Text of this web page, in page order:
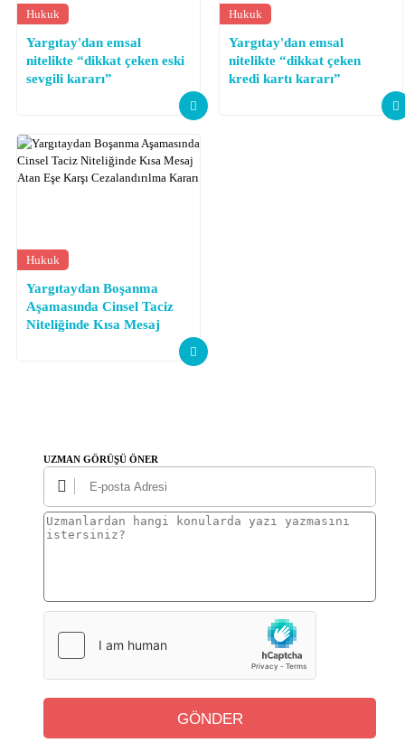
Hukuk
Yargıtay'dan emsal
nitelikte “dikkat çeken eski
sevgili kararı”
Hukuk
Yargıtay'dan emsal
nitelikte “dikkat çeken
kredi kartı kararı”
Hukuk
Yargıtaydan Boşanma
Aşamasında Cinsel Taciz
Niteliğinde Kısa Mesaj
UZMAN GÖRÜŞÜ ÖNER